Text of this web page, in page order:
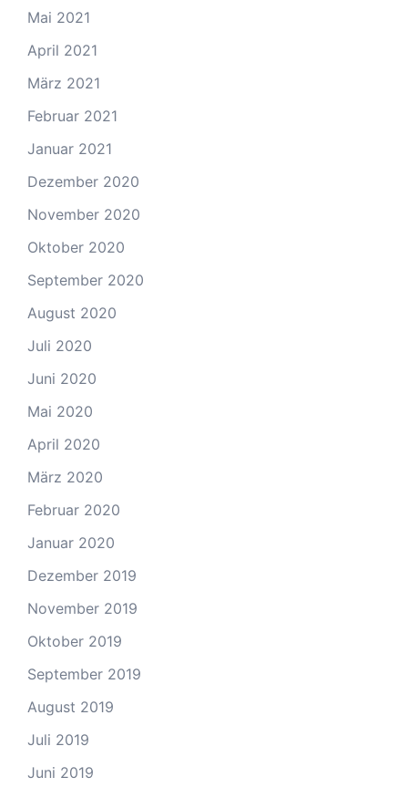
Mai 2021
April 2021
März 2021
Februar 2021
Januar 2021
Dezember 2020
November 2020
Oktober 2020
September 2020
August 2020
Juli 2020
Juni 2020
Mai 2020
April 2020
März 2020
Februar 2020
Januar 2020
Dezember 2019
November 2019
Oktober 2019
September 2019
August 2019
Juli 2019
Juni 2019